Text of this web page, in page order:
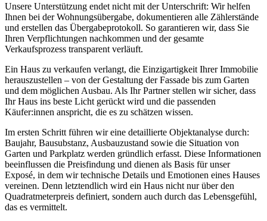
Unsere Unterstützung endet nicht mit der Unterschrift: Wir helfen
Ihnen bei der Wohnungsübergabe, dokumentieren alle Zählerstände
und erstellen das Übergabeprotokoll. So garantieren wir, dass Sie
Ihren Verpflichtungen nachkommen und der gesamte
Verkaufsprozess transparent verläuft.
Ein Haus zu verkaufen verlangt, die Einzigartigkeit Ihrer Immobilie
herauszustellen – von der Gestaltung der Fassade bis zum Garten
und dem möglichen Ausbau. Als Ihr Partner stellen wir sicher, dass
Ihr Haus ins beste Licht gerückt wird und die passenden
Käufer:innen anspricht, die es zu schätzen wissen.
Im ersten Schritt führen wir eine detaillierte Objektanalyse durch:
Baujahr, Bausubstanz, Ausbauzustand sowie die Situation von
Garten und Parkplatz werden gründlich erfasst. Diese Informationen
beeinflussen die Preisfindung und dienen als Basis für unser
Exposé, in dem wir technische Details und Emotionen eines Hauses
vereinen. Denn letztendlich wird ein Haus nicht nur über den
Quadratmeterpreis definiert, sondern auch durch das Lebensgefühl,
das es vermittelt.